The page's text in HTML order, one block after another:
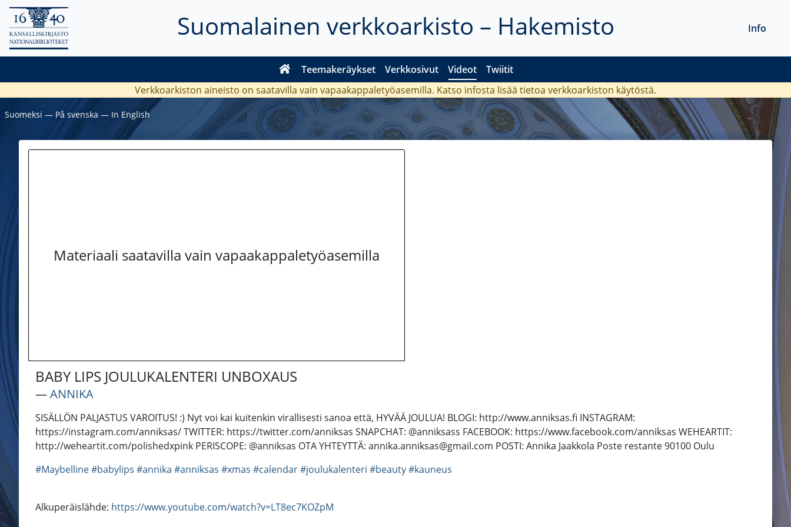
Suomalainen verkkoarkisto – Hakemisto
Teemakeräykset Verkkosivut Videot Twiitit
Info
Verkkoarkiston aineisto on saatavilla vain vapaakappaletyöasemilla. Katso infosta lisää tietoa verkkoarkiston käytöstä.
Suomeksi ― På svenska ― In English
Materiaali saatavilla vain vapaakappaletyöasemilla
BABY LIPS JOULUKALENTERI UNBOXAUS
―ANNIKA
SISÄLLÖN PALJASTUS VAROITUS! :) Nyt voi kai kuitenkin virallisesti sanoa että, HYVÄÄ JOULUA! BLOGI: http://www.anniksas.fi INSTAGRAM:
https://instagram.com/anniksas/ TWITTER: https://twitter.com/anniksas SNAPCHAT: @anniksass FACEBOOK: https://www.facebook.com/anniksas WEHEARTIT:
http://weheartit.com/polishedxpink PERISCOPE: @anniksas OTA YHTEYTTÄ: annika.anniksas@gmail.com POSTI: Annika Jaakkola Poste restante 90100 Oulu
#Maybelline#babylips #annika #anniksas #xmas #calendar#joulukalenteri #beauty#kauneus
Alkuperäislähde: https://www.youtube.com/watch?v=LT8ec7KOZpM